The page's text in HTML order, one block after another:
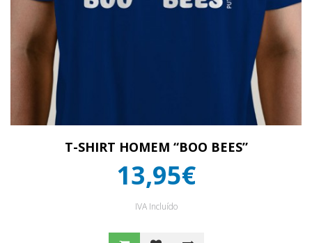
T-SHIRT HOMEM “BOO BEES”
13,95€
IVA Incluído